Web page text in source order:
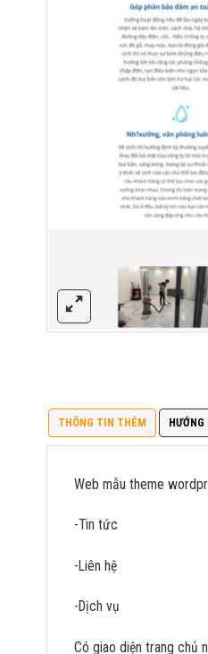
THÔNG TIN THÊM
Web mẫu theme
-Tin tức
-Liên hệ
-Dịch vụ
Có giao diện trang chủ